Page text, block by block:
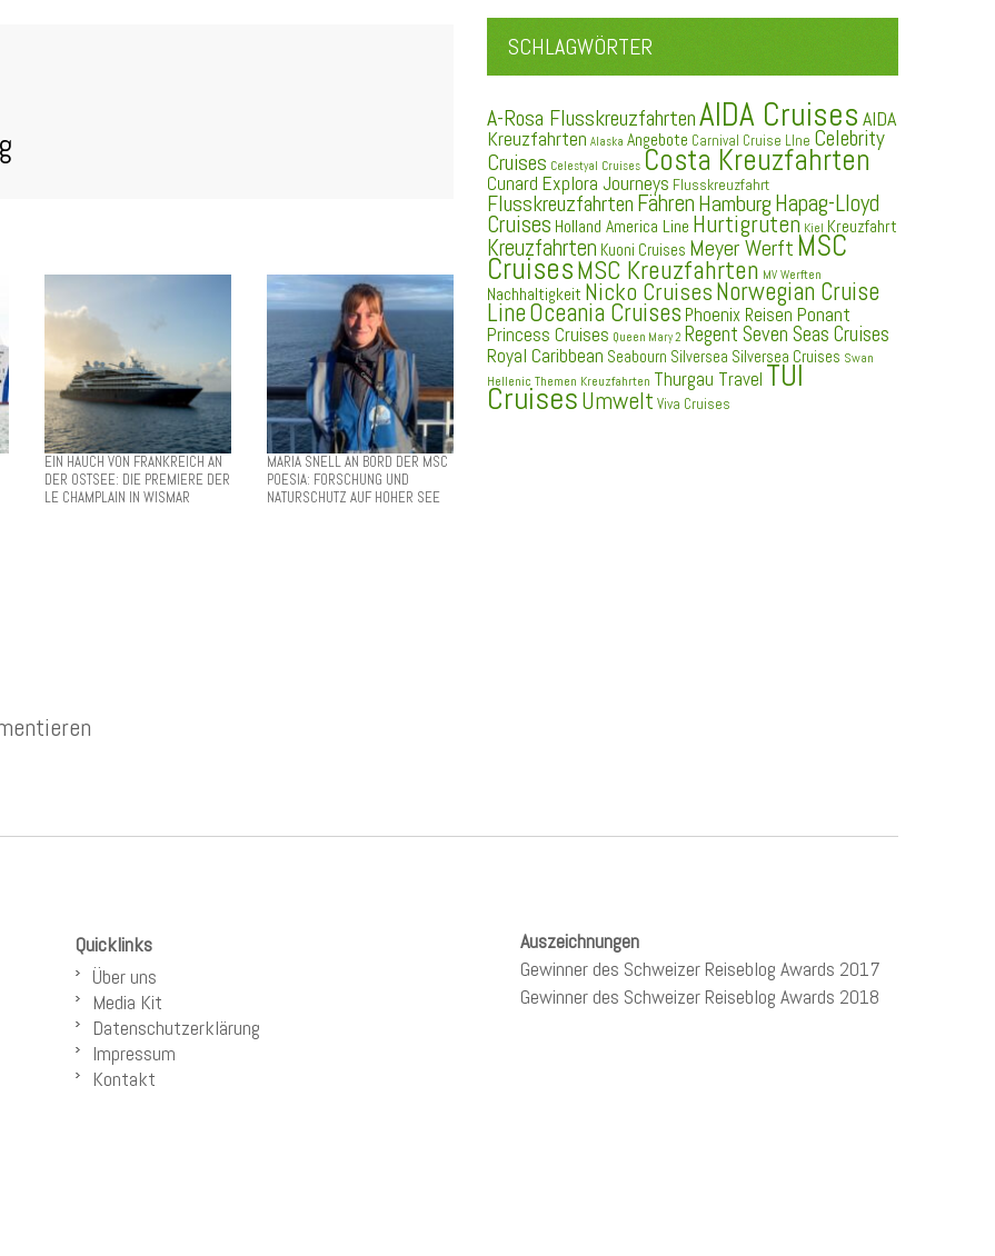
EIN HAUCH VON FRANKREICH AN
DER OSTSEE: DIE PREMIERE DER
LE CHAMPLAIN IN WISMAR
MARIA SNELL AN BORD DER MSC
POESIA: FORSCHUNG UND
NATURSCHUTZ AUF HOHER SEE
SCHLAGWÖRTER
A-Rosa FlusskreuzfahrtenAIDA Cruises AIDA
Kreuzfahrten Alaska Angebote Carnival Cruise LIne Celebrity
Cruises Celestyal Cruises Costa Kreuzfahrten
Cunard Explora Journeys Flusskreuzfahrt
Flusskreuzfahrten FährenHamburgHapag-Lloyd
Cruises Holland America Line Hurtigruten Kiel Kreuzfahrt
Kreuzfahrten Kuoni Cruises Meyer WerftMSC
CruisesMSC Kreuzfahrten MV Werften
Nachhaltigkeit Nicko CruisesNorwegian Cruise
LineOceania Cruises Phoenix Reisen Ponant
Princess Cruises Queen Mary 2 Regent Seven Seas Cruises
Royal Caribbean Seabourn Silversea Silversea Cruises Swan
Hellenic Themen Kreuzfahrten Thurgau Travel TUI
CruisesUmwelt Viva Cruises
Quicklinks
Über uns
Media Kit
Datenschutzerklärung
Impressum
Kontakt
Auszeichnungen
Gewinner des Schweizer Reiseblog Awards 2017
Gewinner des Schweizer Reiseblog Awards 2018